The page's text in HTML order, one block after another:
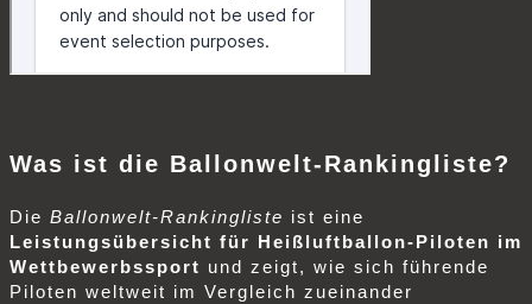
Was ist die Ballonwelt‑Rankingliste?
Die Ballonwelt‑Rankingliste ist eine
Leistungsübersicht für Heißluftballon‑Piloten im
Wettbewerbssport und zeigt, wie sich führende
Piloten weltweit im Vergleich zueinander